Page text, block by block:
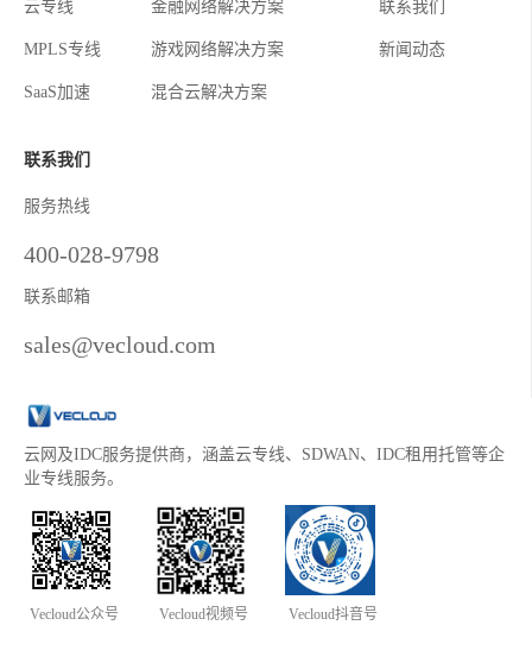
云专线
MPLS专线
SaaS加速
金融网络解决方案
游戏网络解决方案
混合云解决方案
联系我们
新闻动态
联系我们
服务热线
400-028-9798
联系邮箱
sales@vecloud.com
云网及IDC服务提供商，涵盖云专线、SDWAN、IDC租用托管等企
业专线服务。
Vecloud公众号 Vecloud视频号 Vecloud抖音号